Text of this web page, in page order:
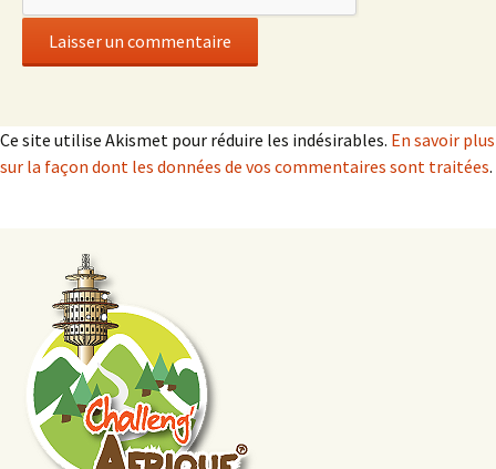
Ce site utilise Akismet pour réduire les indésirables. En savoir plus
sur la façon dont les données de vos commentaires sont traitées.